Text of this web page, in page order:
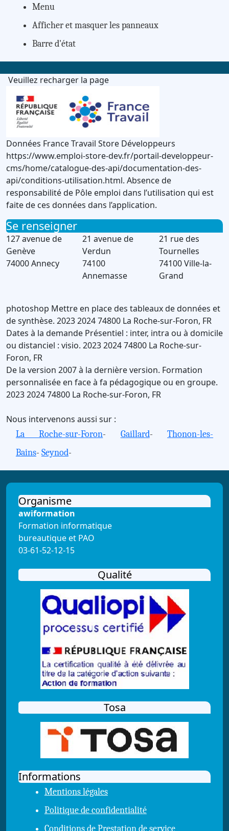
Menu
Afficher et masquer les panneaux
Barre d'état
Veuillez recharger la page
Données France Travail Store Développeurs
https://www.emploi-store-dev.fr/portail-developpeur-
cms/home/catalogue-des-api/documentation-des-
api/conditions-utilisation.html. Absence de
responsabilité de Pôle emploi dans l’utilisation qui est
faite de ces données dans l’application.
Se renseigner
127 avenue de
Genève
74000 Annecy
21 avenue de
Verdun
74100
Annemasse
21 rue des
Tournelles
74100 Ville-la-
Grand
photoshop Mettre en place des tableaux de données et
de synthèse. 2023202474800 La Roche-sur-Foron, FR
Dates à la demande Présentiel : inter, intra ou à domicile
ou distanciel : visio. 2023202474800 La Roche-sur-
Foron, FR
De la version 2007 à la dernière version. Formation
personnalisée en face à fa pédagogique ou en groupe.
2023202474800 La Roche-sur-Foron, FR
Nous intervenons aussi sur :
La Roche-sur-Foron- Gaillard-Thonon-les-
Bains- Seynod-
Organisme
awiformation
Formation informatique
bureautique et PAO
03-61-52-12-15
Qualité
Tosa
Informations
Mentions légales
Politique de confidentialité
Conditions de Prestation de service